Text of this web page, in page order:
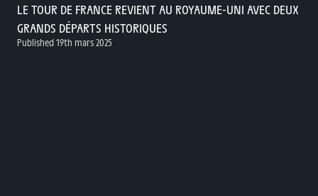
LE TOUR DE FRANCE REVIENT AU ROYAUME-UNI AVEC DEUX
GRANDS DÉPARTS HISTORIQUES
Published 19th mars 2025